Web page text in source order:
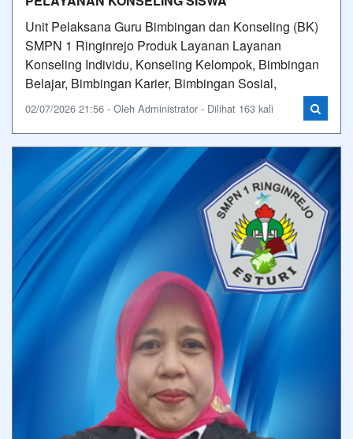
Unit Pelaksana Guru Bimbingan dan Konseling (BK)
SMPN 1 Ringinrejo Produk Layanan Layanan
Konseling Individu, Konseling Kelompok, Bimbingan
Belajar, Bimbingan Karier, Bimbingan Sosial,
02/07/2026 21:56 - Oleh Administrator - Dilihat 163 kali